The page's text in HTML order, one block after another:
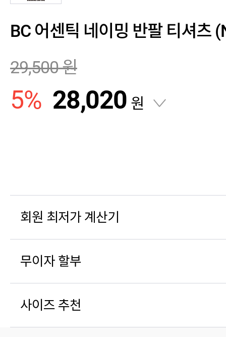
BC 어센틱 네이밍 반팔 티셔츠
29,500원
5% 28,020 원
회원 최저가 계산기
무이자 할부
사이즈 추천